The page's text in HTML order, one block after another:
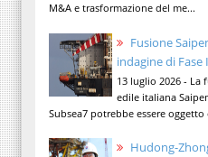
M&A e trasformazione del me...
Fusione
indagine di Fase
13 luglio 2026 - La
edile italiana
Subsea7 potrebbe essere oggetto
Hudong-